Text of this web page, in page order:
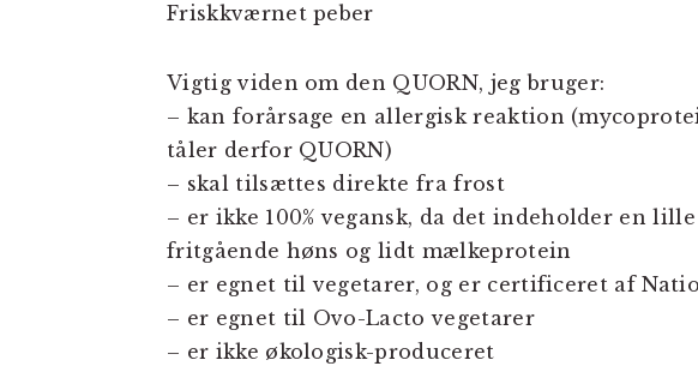
Friskkværnet peber
Vigtig viden om den QUORN, jeg bruger:
– kan forårsage en allergisk reaktion
tåler derfor QUORN)
– skal tilsættes direkte fra frost
– er ikke 100% vegansk, da det indeholder en
fritgående høns og lidt mælkeprotein
– er egnet til vegetarer, og er certificeret af
– er egnet til Ovo-Lacto vegetarer
– er ikke økologisk-produceret